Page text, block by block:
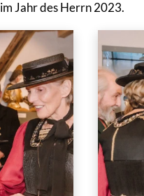
Jahr des Herrn 2023.